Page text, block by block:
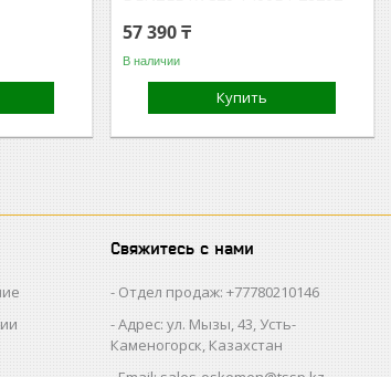
57 390 ₸
В наличии
Купить
Свяжитесь с нами
Отдел продаж: +77780210146
Адрес: ул. Мызы, 43, Усть-
Каменогорск, Казахстан